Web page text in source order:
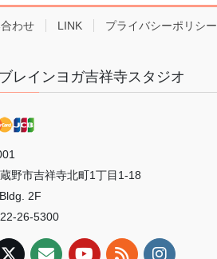
わせ LINK プライバシーポリシー
レインヨガ吉祥寺スタジオ
野市吉祥寺北町1丁目1-18
2F
26-5300